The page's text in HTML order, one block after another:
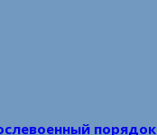
порядок